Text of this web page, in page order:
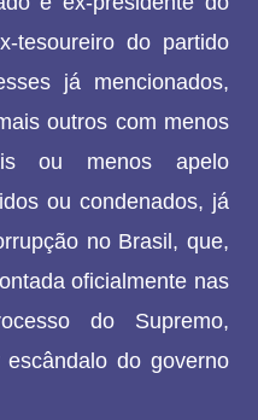
tesoureiro do partido
já mencionados,
outros com menos
ou menos apelo
ou condenados, já
no Brasil, que,
oficialmente nas
do Supremo,
do governo